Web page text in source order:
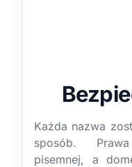
Każda nazwa
sposób.
pisemnej, a